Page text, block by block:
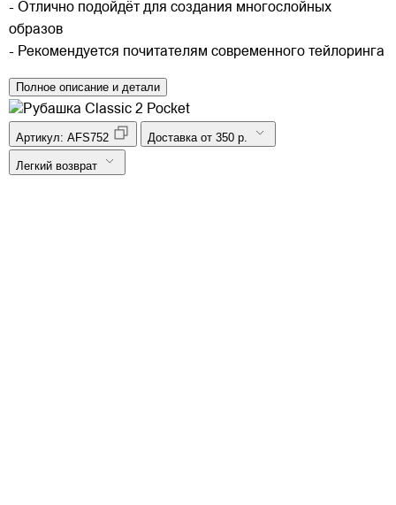
- Отлично подойдёт для создания многослойных
образов
- Рекомендуется почитателям современного тейлоринга
Полное описание и детали
Артикул: AFS752 Доставка от 350 р.
Легкий возврат